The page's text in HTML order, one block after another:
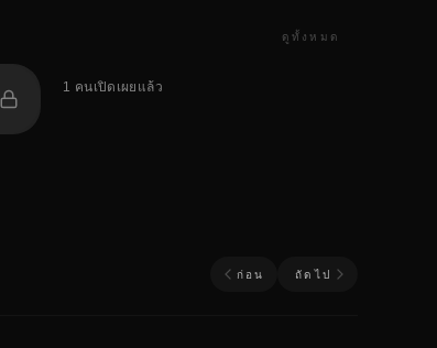
ดูทั้งหมด
1 คนเปิดเผยแล้ว
ก่อน ถัดไป